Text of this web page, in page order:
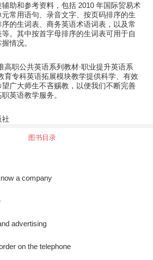
助和参考资料，包括 2010 年国际贸易术
常用语句、录音文字、按页码排序的生
的生词表、商务英语术语词表，以及常
。其中按首字母排序的生词表可用于自
情况。
高职公共英语系列教材·职业提升英语系
育专科英语拓展模块教学提供科学、有效
广大师生不吝赐教，以便我们不断完善
英语教学服务。
社
图书目录
a company
advertising
on the telephone